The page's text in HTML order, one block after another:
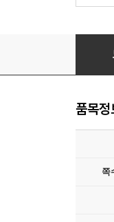
달리기
품목정
쪽